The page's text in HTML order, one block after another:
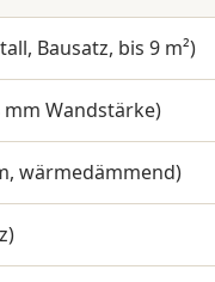
Bausatz, bis 9 m²)
mm Wandstärke)
wärmedämmend)